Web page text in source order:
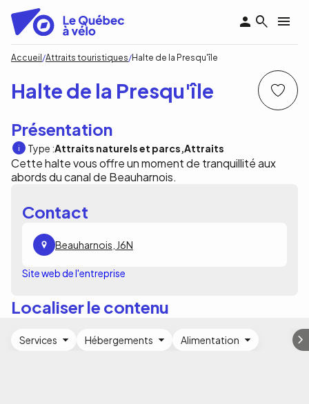
contenu
principal
Fil
d'Ariane
Accueil Attraits touristiques Halte de la Presqu'île
Halte de la Presqu'île
Présentation
Type :Attraits naturels et parcs Attraits
Cette halte vous offre un moment de tranquillité aux
abords du canal de Beauharnois.
Contact
Beauharnois, J6N
Site web de l'entreprise
Localiser le contenu
Services Hébergements Alimentation